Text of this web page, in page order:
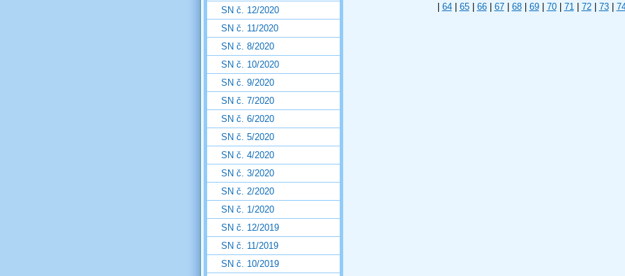
64 65 66 67 68 69 70 71 72 73
SN č. 12/2020
SN č. 11/2020
SN č. 8/2020
SN č. 10/2020
SN č. 9/2020
SN č. 7/2020
SN č. 6/2020
SN č. 5/2020
SN č. 4/2020
SN č. 3/2020
SN č. 2/2020
SN č. 1/2020
SN č. 12/2019
SN č. 11/2019
SN č. 10/2019